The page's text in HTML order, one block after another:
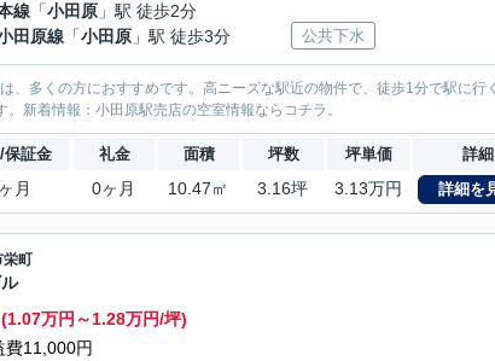
線 「小田原 」駅 徒歩2分
田原線 「小田原 」駅 徒歩3分 公共下水
、多くの方におすすめです。高ニーズな駅近の物件で、徒歩1分で駅に行
新着情報：小田原駅売店の空室情報ならコチラ。
保証金 礼金 面積 坪数 坪単価 詳細
月 0ヶ月 10.47㎡ 3.16坪 3.13万円 詳細を
栄町
万円～1.28万円/坪)
費11,000円